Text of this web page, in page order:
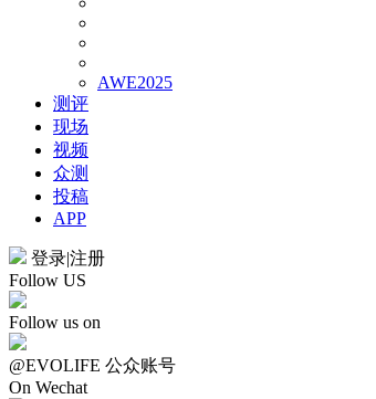
AWE2025
测评
现场
视频
众测
投稿
APP
登录|注册
Follow US
Follow us on
@EVOLIFE 公众账号
On Wechat